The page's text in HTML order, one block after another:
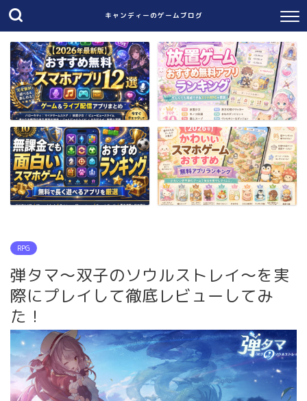
キャンディーのゲームブログ
RPG
弾タマ～双子のソウルストレイ～を実
際にプレイして徹底レビューしてみ
た！